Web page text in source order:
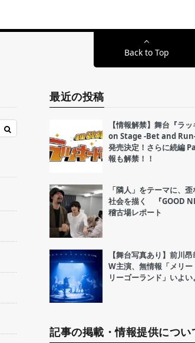
Back to Top
最近の投稿
【情報解禁】舞台『ラ
on Stage -Bet and
発売決定！さらに続編
報も解禁！！
「隣人」をテーマに、
社会を描く 『GOOD
稽古場レポート
【舞台写真あり】前川
W主演、無情報「メリー
リーゴーランド」いよい
記事の掲載・情報提供につい